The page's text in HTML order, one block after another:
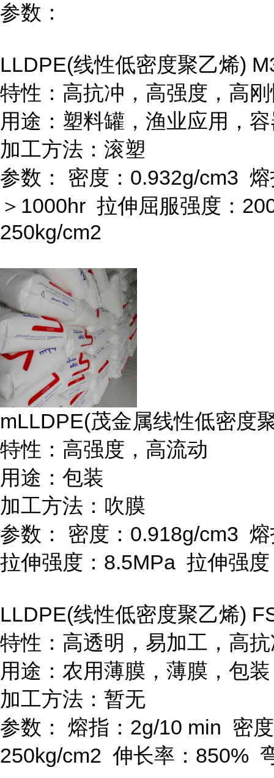
参数：
LLDPE(线性低密度聚乙烯)
特性：高抗冲，高强度，高
用途：塑料罐，渔业应用，
加工方法：滚塑
参数：
密度： 0.932g/cm3
＞ 1000hr 拉伸屈服强度：
250kg/cm2
mLLDPE(茂金属线性低密度
特性：高强度，高流动
用途：包装
加工方法：吹膜
参数：
密度： 0.918g/cm3
拉伸强度： 8.5MPa 拉伸强
LLDPE(线性低密度聚乙烯)
特性：高透明，易加工，高
用途：农用薄膜，薄膜，包装
加工方法：暂无
参数：
熔指： 2g/10 min 密
250kg/cm2 伸长率： 850%